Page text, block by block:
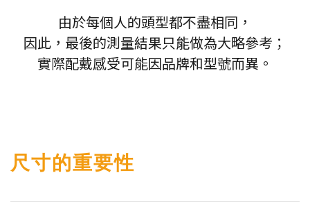
由於每個人的頭型都不盡相同，
因此，最後的測量結果只能做為大略參考；
實際配戴感受可能因品牌和型號而異。
尺寸的重要性